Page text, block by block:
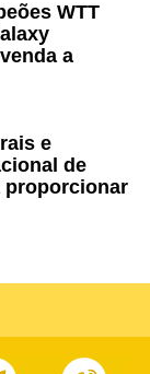
WTT
a
e
de
proporcionar